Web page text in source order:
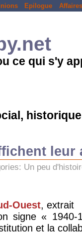
Epilogue Affaires
ce qui s'y
leur
Un peu
Ouest, extrait
signe «
et la